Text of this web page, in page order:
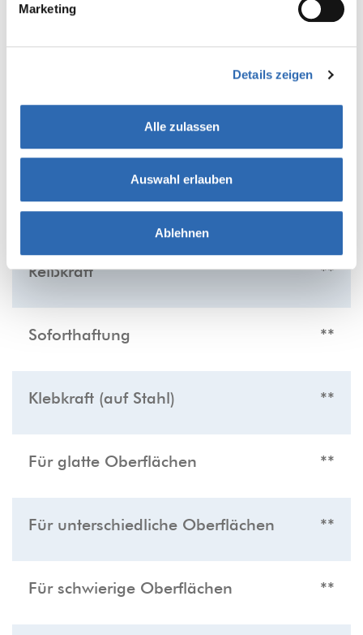
Marketing
Details zeigen
Alle zulassen
Auswahl erlauben
Ablehnen
PRODUKTEIGENSCHAFTEN
jeweilige Eigenschaften des Produkts:
Leise -
Reißkraft **
Soforthaftung **
Klebkraft (auf Stahl) **
Für glatte Oberflächen **
Für unterschiedliche Oberflächen **
Für schwierige Oberflächen **